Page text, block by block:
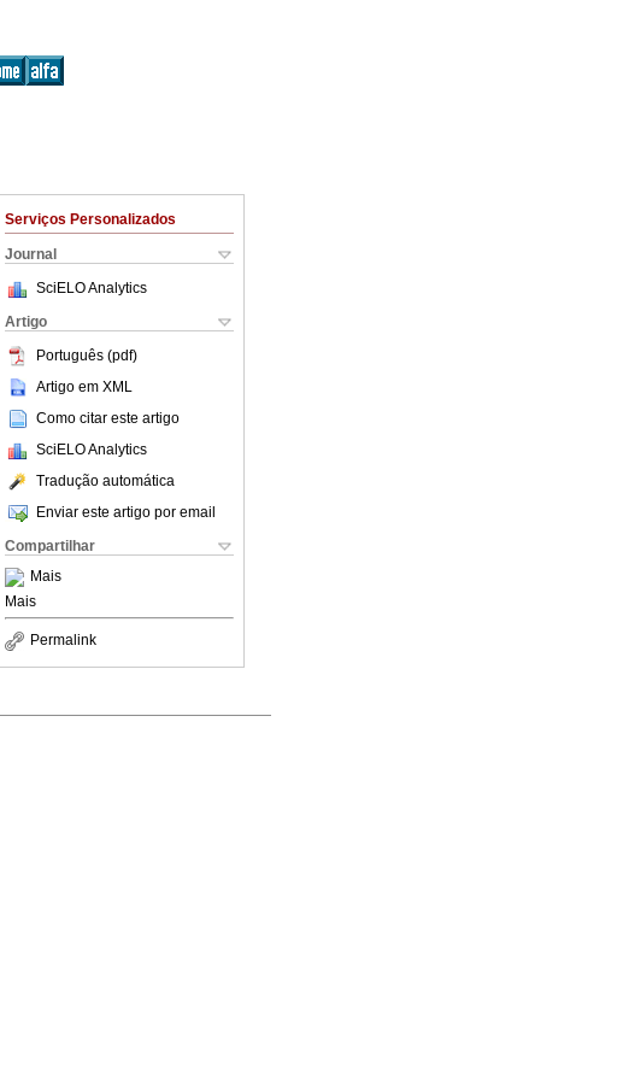
Serviços Personalizados
Journal
SciELO Analytics
Artigo
Português (pdf)
Artigo em XML
Como citar este artigo
SciELO Analytics
Tradução automática
Enviar este artigo por email
Compartilhar
Mais
Mais
Permalink